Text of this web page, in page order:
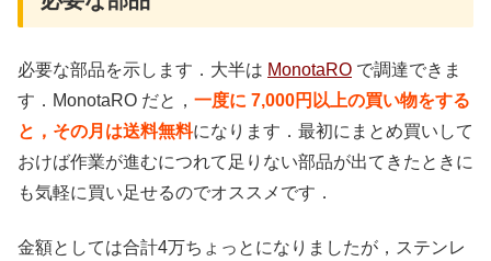
必要な部品を示します．大半は MonotaRO で調達できま
す．MonotaRO だと， 一度に 7,000円以上の買い物をする
と，その月は送料無料になります．最初にまとめ買いして
おけば作業が進むにつれて足りない部品が出てきたときに
も気軽に買い足せるのでオススメです．
金額としては合計4万ちょっとになりましたが，ステンレ